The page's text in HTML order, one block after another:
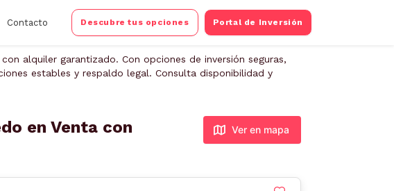
Contacto Descubre tus opciones Portal de Inversión
alquiler garantizado. Con opciones de inversión seguras,
estables y respaldo legal. Consulta disponibilidad y
en Venta con
Ver en mapa